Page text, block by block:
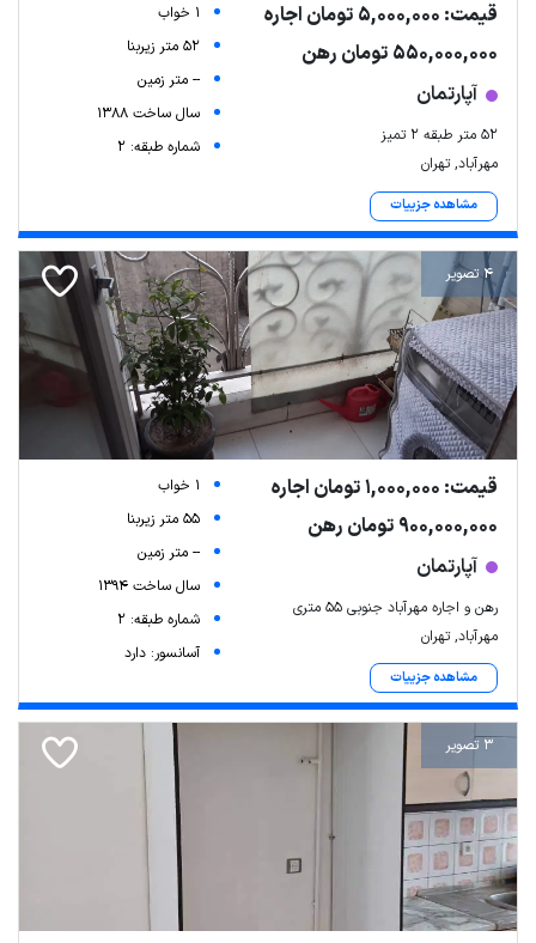
Leaflet| Map data ©ariamarz.com
قیمت: 5,000,000 تومان اجاره
550,000,000 تومان رهن
آپارتمان
52 متر طبقه 2 تمیز
مهرآباد, تهران
مشاهده جزییات
1 خواب
52 متر زیربنا
-- متر زمین
سال ساخت 1388
شماره طبقه: 2
4 تصویر
قیمت: 1,000,000 تومان اجاره
900,000,000 تومان رهن
آپارتمان
رهن و اجاره مهرآباد جنوبی 55 متری
مهرآباد, تهران
مشاهده جزییات
1 خواب
55 متر زیربنا
-- متر زمین
سال ساخت 1394
شماره طبقه: 2
آسانسور: دارد
3 تصویر